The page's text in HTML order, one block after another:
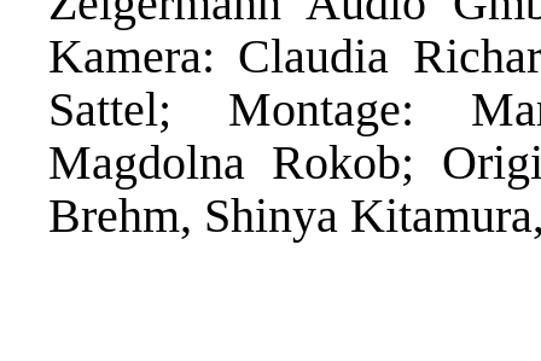
Kamera: Claudia
Sattel; Montage:
Magdolna Rokob;
Brehm, Shinya